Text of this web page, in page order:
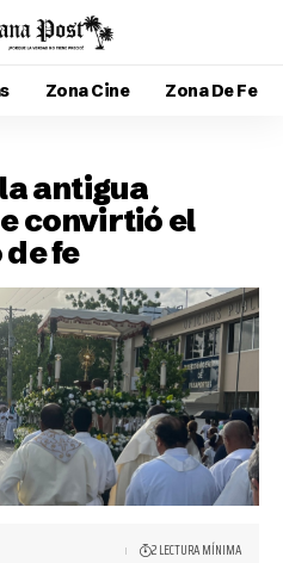
Zona Cine Zona De Fe
antigua
convirtió el
fe
2 LECTURA MÍNIMA